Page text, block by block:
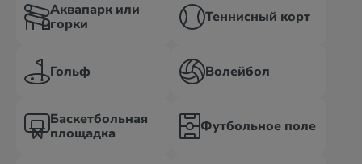
Аквапарк или
горки
Теннисный корт
Гольф Волейбол
Баскетбольная
площадка
Футбольное поле